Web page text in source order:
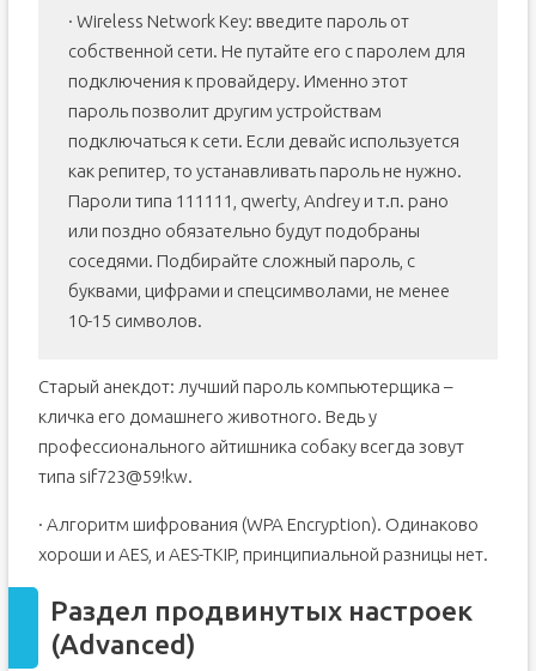
· Wireless Network Key: введите пароль от
собственной сети. Не путайте его с паролем для
подключения к провайдеру. Именно этот
пароль позволит другим устройствам
подключаться к сети. Если девайс используется
как репитер, то устанавливать пароль не нужно.
Пароли типа 111111, qwerty, Andrey и т.п. рано
или поздно обязательно будут подобраны
соседями. Подбирайте сложный пароль, с
буквами, цифрами и спецсимволами, не менее
10-15 символов.
Старый анекдот: лучший пароль компьютерщика –
кличка его домашнего животного. Ведь у
профессионального айтишника собаку всегда зовут
типа sif723@59!kw.
· Алгоритм шифрования (WPA Encryption). Одинаково
хороши и AES, и AES-TKIP, принципиальной разницы нет.
Раздел продвинутых настроек
(Advanced)